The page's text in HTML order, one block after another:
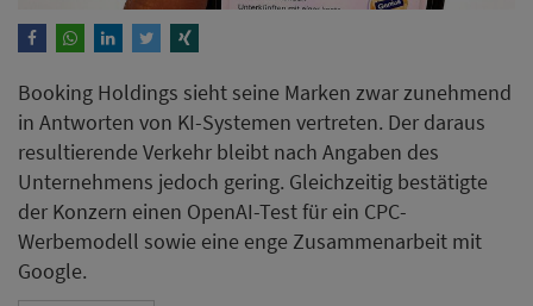
Booking Holdings sieht seine Marken zwar zunehmend
in Antworten von KI-Systemen vertreten. Der daraus
resultierende Verkehr bleibt nach Angaben des
Unternehmens jedoch gering. Gleichzeitig bestätigte
der Konzern einen OpenAI-Test für ein CPC-
Werbemodell sowie eine enge Zusammenarbeit mit
Google.